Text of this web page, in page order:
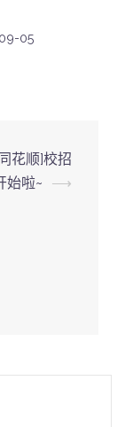
05
花顺]校招
始啦~
⟶